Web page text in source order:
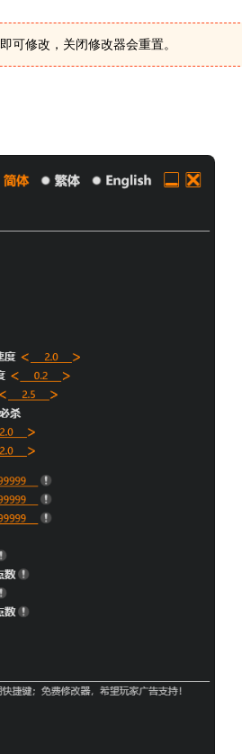
可修改，关闭修改器会重置。